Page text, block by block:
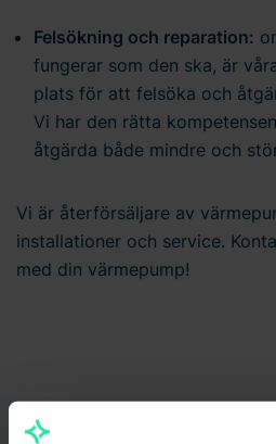
Felsökning och reparation:
fungerar som den ska, är
plats för att felsöka och
Vi har den rätta
åtgärda både mindre och
Vi är återförsäljare av
installationer och service.
med din värmepump!